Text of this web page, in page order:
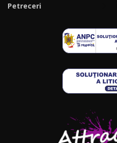
Petreceri